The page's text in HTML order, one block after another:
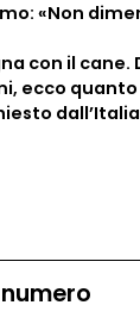
«Non
con il cane.
ecco